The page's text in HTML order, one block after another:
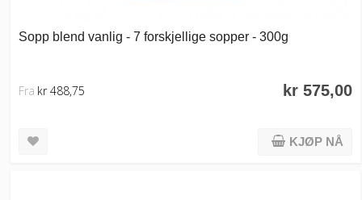
Sopp blend vanlig - 7 forskjellige sopper - 300g
kr 575,00
Fra kr 488,75
KJØP NÅ